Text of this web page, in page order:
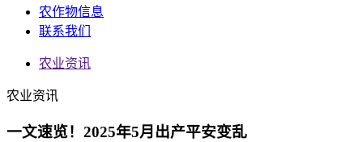
农作物信息
联系我们
农业资讯
农业资讯
一文速览！2025年5月出产平安变乱